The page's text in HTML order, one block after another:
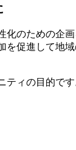
化のための企画
を促進して地
ティの目的です